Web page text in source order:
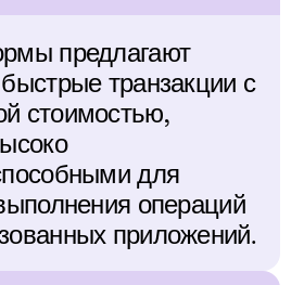
предлагают
транзакции с
стоимостью,
для
операций
приложений.